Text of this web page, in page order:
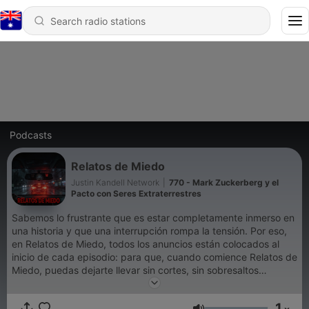
Podcasts
Relatos de Miedo
Justin Kandell Network
770 - Mark Zuckerberg y el
Pacto con Seres Extraterrestres
Sabemos lo frustrante que es estar completamente inmerso en
una historia y que una interrupción rompa la tensión. Por eso,
en Relatos de Miedo, todos los anuncios están colocados al
inicio de cada episodio: para que, cuando comience Relatos de
Miedo, puedas dejarte llevar sin cortes, sin sobresaltos
innecesarios, y al mismo tiempo apoyar este espacio que